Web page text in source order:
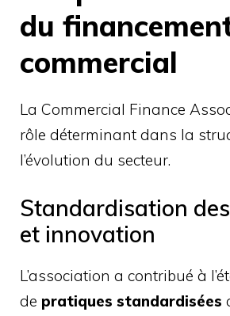
du
commercial
La Commercial Finance
rôle déterminant dans la
l’évolution du secteur.
Standardisation
et innovation
L’association a contribué à
de pratiques standardisées